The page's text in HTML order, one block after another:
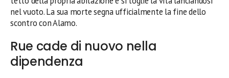
nel vuoto. La sua morte segna ufficialmente la fine dello
scontro con Alamo.
Rue cade di nuovo nella
dipendenza